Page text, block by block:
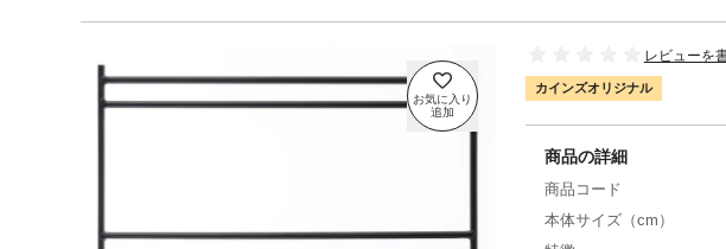
レビューを
カインズオリジナル
商品の詳細
商品コード
本体サイズ（cm）